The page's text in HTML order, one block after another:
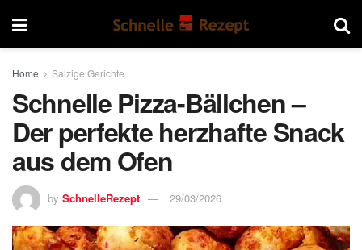
Home Salzige Gerichte
Schnelle Pizza-Bällchen –
Der perfekte herzhafte Snack
aus dem Ofen
by SchnelleRezept 29/03/2026